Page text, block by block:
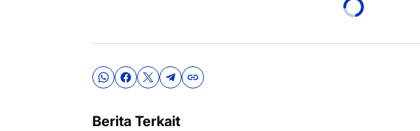
Berita Terkait